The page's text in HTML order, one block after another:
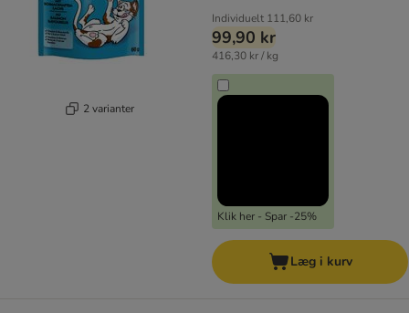
2 varianter
Individuelt 111,60 kr
99,90 kr
416,30 kr / kg
Klik her - Spar -25%
Læg i kurv